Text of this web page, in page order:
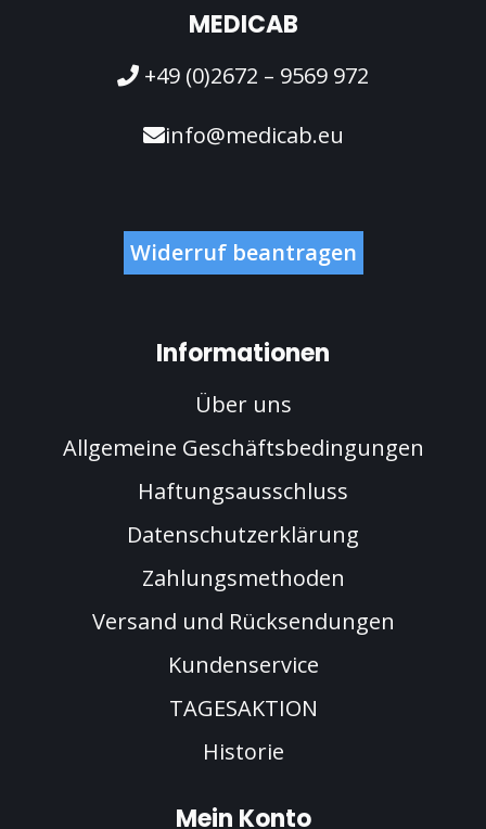
MEDICAB
+49 (0)2672 – 9569 972
info@medicab.eu
Widerruf beantragen
Informationen
Über uns
Allgemeine Geschäftsbedingungen
Haftungsausschluss
Datenschutzerklärung
Zahlungsmethoden
Versand und Rücksendungen
Kundenservice
TAGESAKTION
Historie
Mein Konto